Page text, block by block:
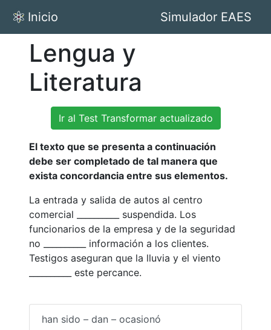
Inicio Simulador EAES
Lengua y
Literatura
Ir al Test Transformar actualizado
El texto que se presenta a continuación
debe ser completado de tal manera que
exista concordancia entre sus elementos.
La entrada y salida de autos al centro
comercial __________ suspendida. Los
funcionarios de la empresa y de la seguridad
no __________ información a los clientes.
Testigos aseguran que la lluvia y el viento
__________ este percance.
han sido – dan – ocasionó